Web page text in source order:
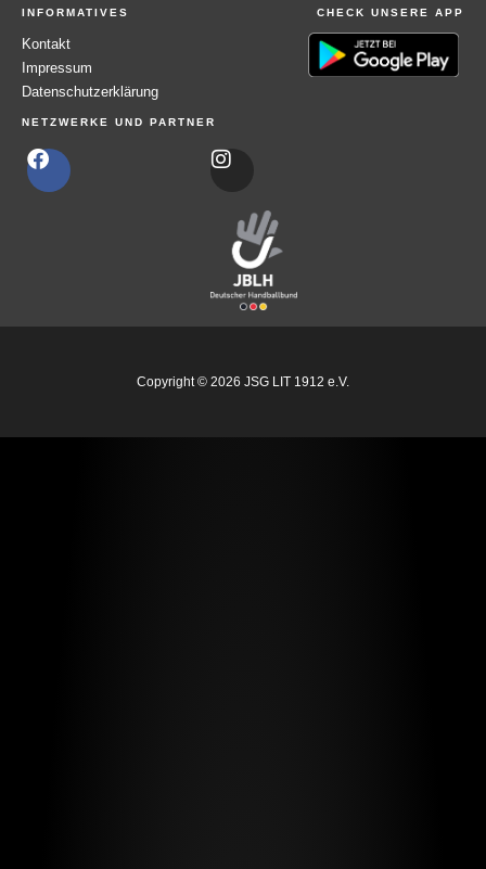
INFORMATIVES
Kontakt
Impressum
Datenschutzerklärung
CHECK UNSERE APP
NETZWERKE UND PARTNER
F
t
a
g
r
a
m
Copyright © 2026 JSG LIT 1912 e.V.